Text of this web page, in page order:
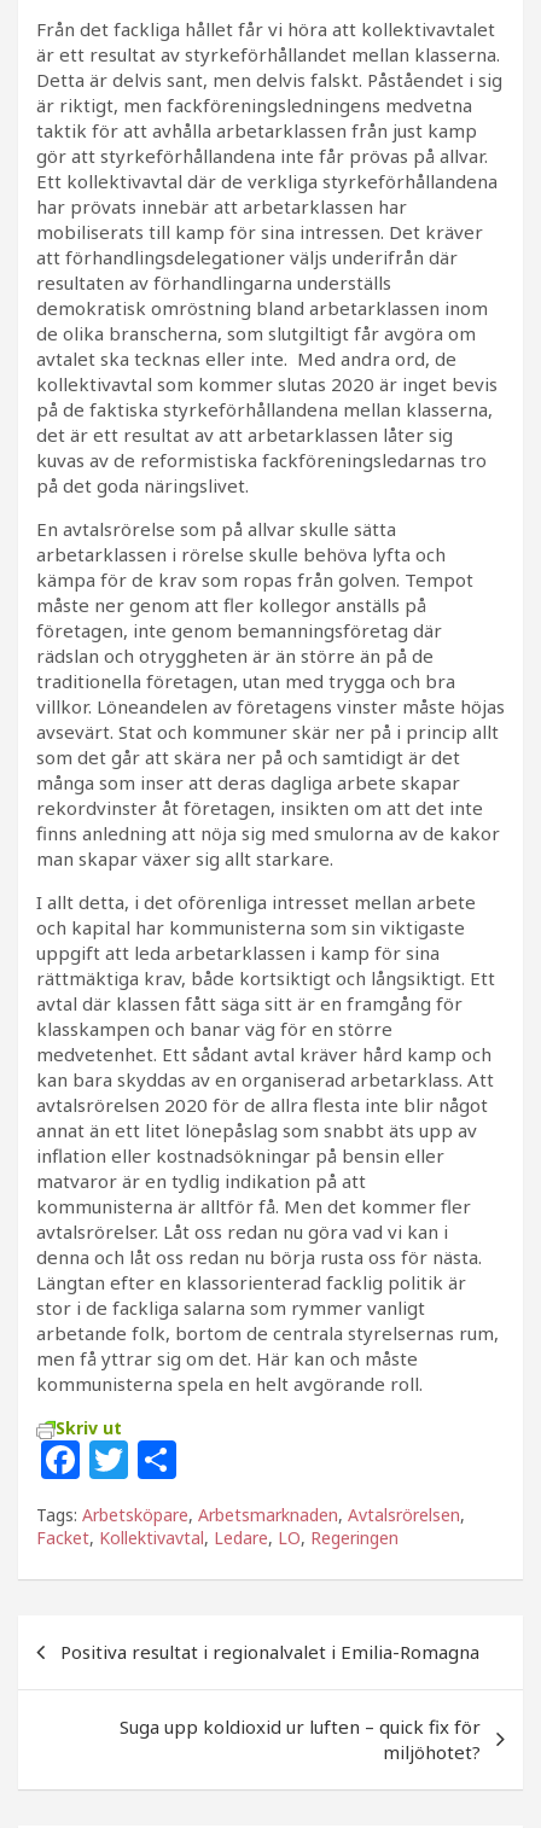
Från det fackliga hållet får vi höra att kollektivavtalet
är ett resultat av styrkeförhållandet mellan klasserna.
Detta är delvis sant, men delvis falskt. Påståendet i sig
är riktigt, men fackföreningsledningens medvetna
taktik för att avhålla arbetarklassen från just kamp
gör att styrkeförhållandena inte får prövas på allvar.
Ett kollektivavtal där de verkliga styrkeförhållandena
har prövats innebär att arbetarklassen har
mobiliserats till kamp för sina intressen. Det kräver
att förhandlingsdelegationer väljs underifrån där
resultaten av förhandlingarna underställs
demokratisk omröstning bland arbetarklassen inom
de olika branscherna, som slutgiltigt får avgöra om
avtalet ska tecknas eller inte. Med andra ord, de
kollektivavtal som kommer slutas 2020 är inget bevis
på de faktiska styrkeförhållandena mellan klasserna,
det är ett resultat av att arbetarklassen låter sig
kuvas av de reformistiska fackföreningsledarnas tro
på det goda näringslivet.
En avtalsrörelse som på allvar skulle sätta
arbetarklassen i rörelse skulle behöva lyfta och
kämpa för de krav som ropas från golven. Tempot
måste ner genom att fler kollegor anställs på
företagen, inte genom bemanningsföretag där
rädslan och otryggheten är än större än på de
traditionella företagen, utan med trygga och bra
villkor. Löneandelen av företagens vinster måste höjas
avsevärt. Stat och kommuner skär ner på i princip allt
som det går att skära ner på och samtidigt är det
många som inser att deras dagliga arbete skapar
rekordvinster åt företagen, insikten om att det inte
finns anledning att nöja sig med smulorna av de kakor
man skapar växer sig allt starkare.
I allt detta, i det oförenliga intresset mellan arbete
och kapital har kommunisterna som sin viktigaste
uppgift att leda arbetarklassen i kamp för sina
rättmäktiga krav, både kortsiktigt och långsiktigt. Ett
avtal där klassen fått säga sitt är en framgång för
klasskampen och banar väg för en större
medvetenhet. Ett sådant avtal kräver hård kamp och
kan bara skyddas av en organiserad arbetarklass. Att
avtalsrörelsen 2020 för de allra flesta inte blir något
annat än ett litet lönepåslag som snabbt äts upp av
inflation eller kostnadsökningar på bensin eller
matvaror är en tydlig indikation på att
kommunisterna är alltför få. Men det kommer fler
avtalsrörelser. Låt oss redan nu göra vad vi kan i
denna och låt oss redan nu börja rusta oss för nästa.
Längtan efter en klassorienterad facklig politik är
stor i de fackliga salarna som rymmer vanligt
arbetande folk, bortom de centrala styrelsernas rum,
men få yttrar sig om det. Här kan och måste
kommunisterna spela en helt avgörande roll.
Skriv ut
F
a
c
e
o
o
T
w
itt
e
el
a
Tags: Arbetsköpare, Arbetsmarknaden, Avtalsrörelsen,
Facket, Kollektivavtal, Ledare, LO, Regeringen
Positiva resultat i regionalvalet i Emilia-Romagna
Suga upp koldioxid ur luften – quick fix för
miljöhotet?